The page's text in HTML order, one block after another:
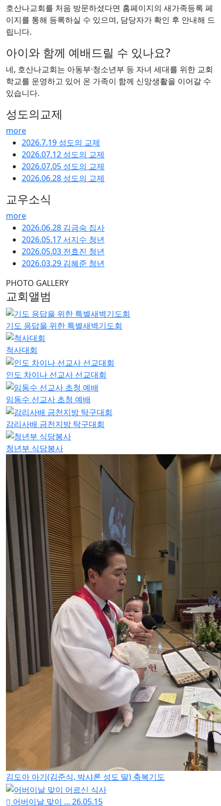
호산나교회를 처음 방문하셨다면 홈페이지의 새가족등록 페
이지를 통해 등록하실 수 있으며, 담당자가 확인 후 안내해 드
립니다.
아이와 함께 예배드릴 수 있나요?
네, 호산나교회는 아동부·청소년부 등 자녀 세대를 위한 교회
학교를 운영하고 있어 온 가족이 함께 신앙생활을 이어갈 수
있습니다.
성도의교제
more
2026.7.19 성도의 교제
2026.07.12 성도의 교제
2026.07.05 성도의 교제
2026.06.28 성도의 교제
교우소식
more
2026.06.28 김금숙 집사
2026.05.17 서지수 청년
2026.05.03 전효진 청년
2026.03.29 김혜준 청년
PHOTO GALLERY
교회앨범
기도 응답을 위한 특별새벽기도회
척사대회
인도 차이나 선교사 선교대회
임동수 선교사 초청 예배
감리사배 금천지방 탁구대회
청년부 식당봉사
김도아 아기(김준식, 박샤론 성도 딸) 축복기도
어버이날 맞이 ... 26.05.15